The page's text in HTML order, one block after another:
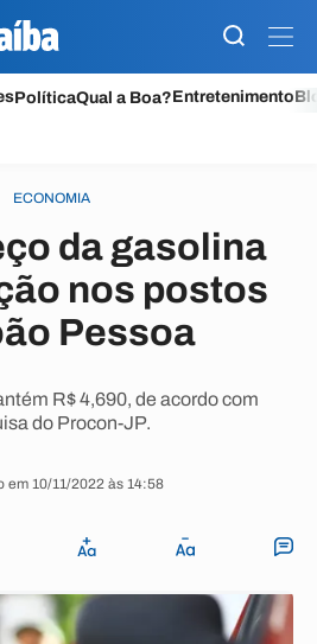
PolíticaQual a Boa?Entretenimento
ECONOMIA
da gasolina
nos postos
Pessoa
R$ 4,690, de acordo com
do Procon-JP.
em 10/11/2022 às 14:58